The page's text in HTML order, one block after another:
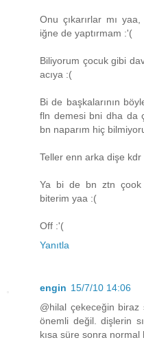
Onu çıkarırlar mı
iğne de yaptırmam :'(
Biliyorum çocuk gibi
acıya :(
Bi de başkalarının
fln demesi bni dha da
bn naparım hiç
Teller enn arka dişe
Ya bi de bn ztn çook
biterim yaa :(
Off :'(
Yanıtla
engin 15/7/10 14:06
@hilal çekeceğin biraz
önemli değil. dişlerin
kısa süre sonra